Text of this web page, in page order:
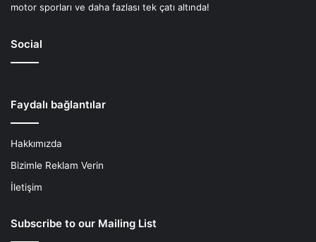
motor sporları ve daha fazlası tek çatı altında!
Social
Faydalı bağlantılar
Hakkımızda
Bizimle Reklam Verin
İletişim
Subscribe to our Mailing List